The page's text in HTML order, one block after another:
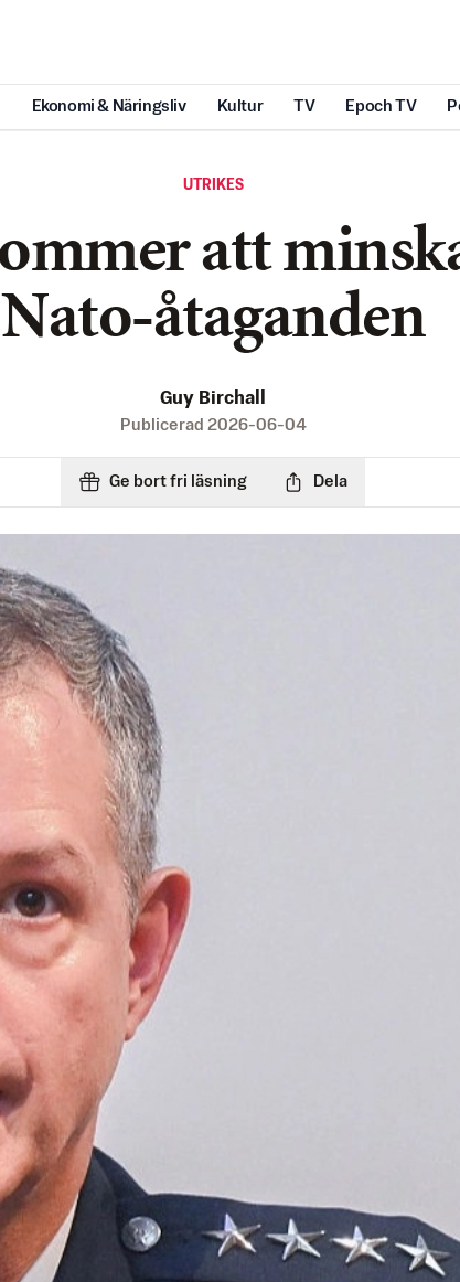
Ekonomi & Näringsliv Kultur TV Epoch TV
UTRIKES
att
Nato-åtaganden
Guy Birchall
Publicerad 2026-06-04
Ge bort fri läsning Dela